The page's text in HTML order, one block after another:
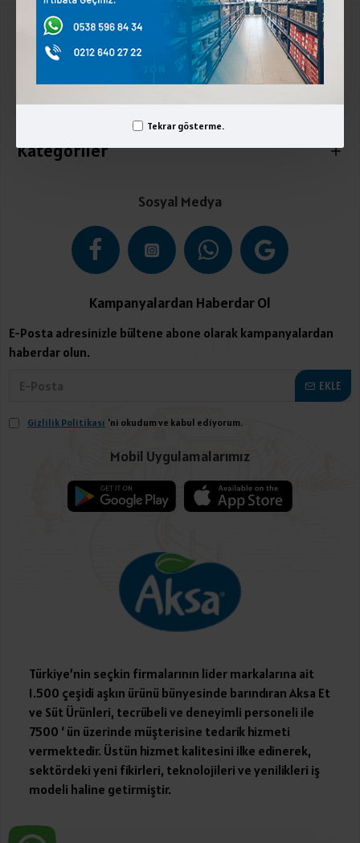
Tekrar gösterme.
Kurumsal
Kategoriler
Sosyal Medya
Kampanyalardan Haberdar Ol
E-Posta adresinizle bültene abone olarak kampanyalardan
haberdar olun.
EKLE
Gizlilik Politikası 'ni okudum ve kabul ediyorum.
Mobil Uygulamalarımız
Türkiye’nin seçkin firmalarının lider markalarına ait
1.500 çeşidi aşkın ürünü bünyesinde barındıran Aksa Et
ve Süt Ürünleri, tecrübeli ve deneyimli personeli ile
7500 ‘ ün üzerinde müşterisine tedarik hizmeti
vermektedir. Üstün hizmet kalitesini ilke edinerek,
sektördeki yeni fikirleri, teknolojileri ve yenilikleri iş
modeli haline getirmiştir.